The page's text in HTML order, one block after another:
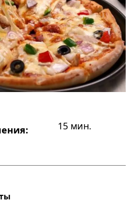
15 мин.